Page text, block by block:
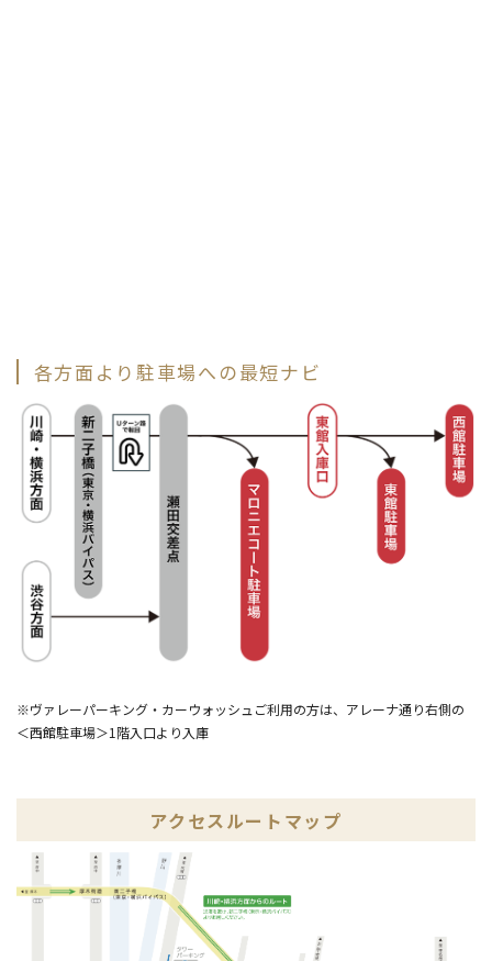
各方面より駐車場への最短ナビ
※ヴァレーパーキング・カーウォッシュご利用の方は、アレーナ通り右側の
＜西館駐車場＞1階入口より入庫
アクセスルートマップ